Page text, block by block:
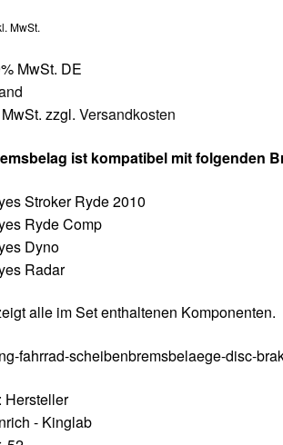
MwSt.
MwSt. DE
zzgl.Versandkosten
ist kompatibel mit folgenden
Stroker Ryde 2010
Ryde Comp
Dyno
Radar
alle im Set enthaltenen Komponenten.
fahrrad-scheibenbremsbelaege-disc-
Hersteller
- Kinglab